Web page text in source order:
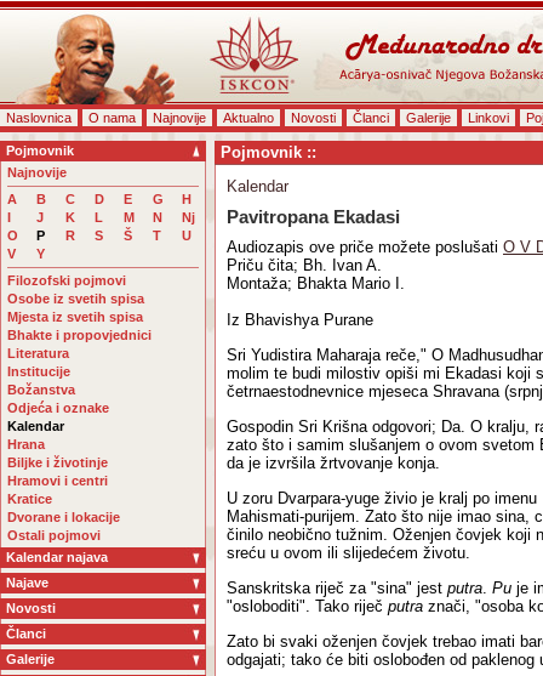
Naslovnica O nama Najnovije Aktualno Novosti Članci Galerije Linkovi
Pojmovnik
Najnovije
A
B C D E G
H
I
J K L M N
Nj
O
P R S Š T
U
V
Y
Filozofski pojmovi
Osobe iz svetih spisa
Mjesta iz svetih spisa
Bhakte i propovjednici
Literatura
Institucije
Božanstva
Odjeća i oznake
Kalendar
Hrana
Biljke i životinje
Hramovi i centri
Kratice
Dvorane i lokacije
Ostali pojmovi
Kalendar najava
Najave
Novosti
Članci
Galerije
Pojmovnik ::
Kalendar
Pavitropana Ekadasi
Audiozapis ove priče možete poslušati O V
Priču čita; Bh. Ivan A.
Montaža; Bhakta Mario I.
Iz Bhavishya Purane
Sri Yudistira Maharaja reče," O
molim te budi milostiv opiši mi Ekadasi koji
četrnaestodnevnice mjeseca Shravana
Gospodin Sri Krišna odgovori; Da. O kralju,
zato što i samim slušanjem o ovom svetom
da je izvršila žrtvovanje konja.
U zoru Dvarpara-yuge živio je kralj po
Mahismati-purijem. Zato što nije imao sina,
činilo neobično tužnim. Oženjen čovjek koji
sreću u ovom ili slijedećem životu.
Sanskritska riječ za "sina" jest putra. Pu je
"osloboditi". Tako riječ putra znači, "osoba
Zato bi svaki oženjen čovjek trebao imati
odgajati; tako će biti oslobođen od paklenog